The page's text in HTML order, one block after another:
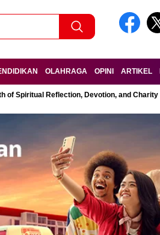
OLAHRAGA OPINI ARTIKEL
of Spiritual Reflection, Devotion, and Charity